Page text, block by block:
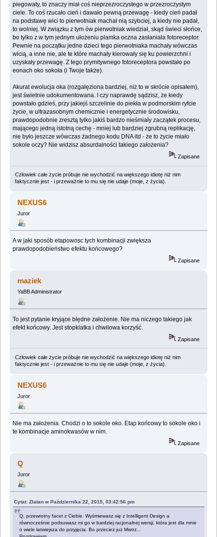
piegowaty, to znaczy miał coś nieprzezroczystego w przezroczystym
ciele. To coś rzucało cień i dawało pewną przewagę - kiedy cień padał
na podstawę wici to pierwotniak machał nią szybciej, a kiedy nie padał,
to wolniej. W związku z tym ów pierwotniak wiedział, skąd świeci słońce,
bo tylko z w tym jednym ułożeniu plamka oczna zasłaniała fotoreceptor.
Pewnie na początku jedne dzieci tego pierwotniaka machały wówczas
wicią, a inne nie, ale te które machały kierowały się ku powierzchni i
uzyskały przewagę. Z tego prymitywnego fotoreceptora powstało po
eonach oko sokoła (i Twoje także).
Akurat ewolucja oka (rozgałęziona bardziej, niż to w skrócie opisałem),
jest świetnie udokumentowana. I czy naprawdę sądzisz, że kiedy
powstało gdzieś, przy jakiejś szczelinie do piekła w podmorskim ryfcie
życie, w ultrazasobnym chemicznie i energetycznie środowisku,
prawdopodobnie zresztą tylko jakiś bardzo nieśmiały zaczątek procesu,
mającego jedną istotną cechę - mniej lub bardziej zgrubną replikację,
nie było jeszcze wówczas żadnego kodu DNA itd - że to życie miało
sokole oczy? Nie widzisz absurdalności takiego założenia?
Zapisane
Człowiek całe życie próbuje nie wychodzić na większego idiotę niż nim
faktycznie jest - i przeważnie to mu się nie udaje (moje, z życia).
NEXUS6
Juror
A w jaki sposób etapowosc tych kombinacji zwiększa
prawdopodobieństwo efektu końcowego?
Zapisane
maziek
YaBB Administrator
To jest pytanie kryjące błędne założenie. Nie ma niczego takiego jak
efekt końcowy. Jest stopklatka i chwilowa korzyść.
Zapisane
Człowiek całe życie próbuje nie wychodzić na większego idiotę niż nim
faktycznie jest - i przeważnie to mu się nie udaje (moje, z życia).
NEXUS6
Juror
Nie ma założenia. Chodzi o to sokole oko. Etap końcowy to sokole oko i
te kombinacje aminokwasów w nim.
Zapisane
Q
Juror
Cytat: Zlatan w Października 22, 2015, 03:42:56 pm
Q, przewrotny facet z Ciebie. Wyśmiewasz się z Intelligent Design a
równocześnie podsuwasz mi go w bardziej racjonalnej wersji, która jest dla mnie
o wiele łatwiejsza do przyjęcia. Bo przecież już Mistrz...